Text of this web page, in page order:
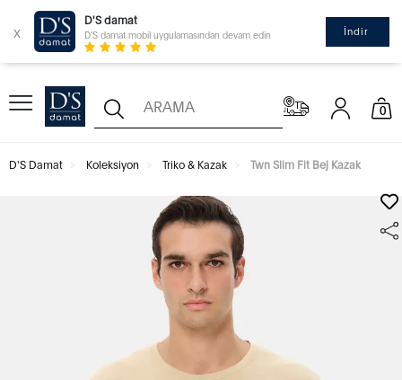
x
D'S damat
D'S damat mobil uygulamasından devam edin İndir
0
D'S Damat Koleksiyon Triko & Kazak Twn Slim Fit Bej Kazak